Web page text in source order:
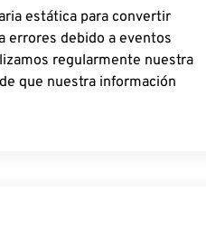
estática para convertir
errores debido a eventos
regularmente nuestra
que nuestra información